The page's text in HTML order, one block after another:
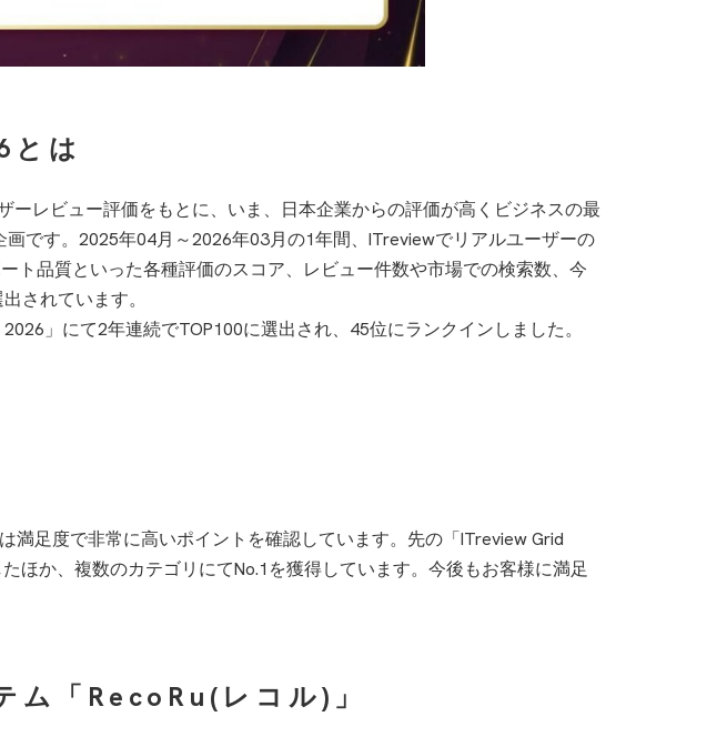
は
ーレビュー評価をもとに、いま、日本企業からの評価が高くビジネスの最
です。2025年04月～2026年03月の1年間、ITreviewでリアルユーザーの
ト品質といった各種評価のスコア、レビュー件数や市場での検索数、今
されています。
」にて2年連続でTOP100に選出され、45位にランクインしました。
足度で非常に高いポイントを確認しています。先の「ITreview Grid
ほか、複数のカテゴリにてNo.1を獲得しています。今後もお客様に満足
ム「RecoRu(レコル)」